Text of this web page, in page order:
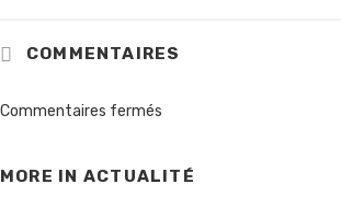
COMMENTAIRES
Commentaires fermés
MORE IN ACTUALITÉ